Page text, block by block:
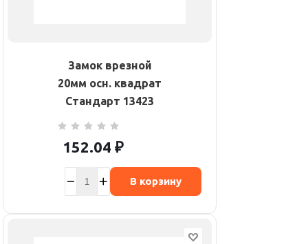
Замок врезной
20мм осн. квадрат
Стандарт 13423
152.04 ₽
В корзину